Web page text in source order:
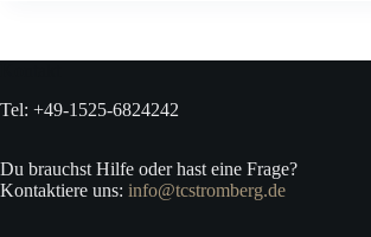
Tel: +49-1525-6824242
Du brauchst Hilfe oder hast eine Frage?
Kontaktiere uns: info@tcstromberg.de